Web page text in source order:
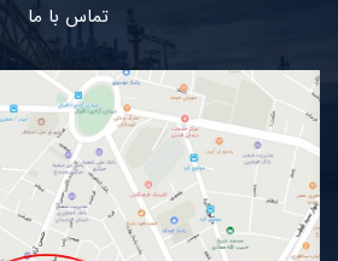
تماس با ما